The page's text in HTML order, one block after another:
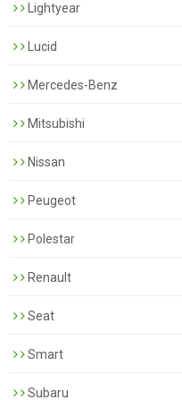
Lightyear
Lucid
Mercedes-Benz
Mitsubishi
Nissan
Peugeot
Polestar
Renault
Seat
Smart
Subaru